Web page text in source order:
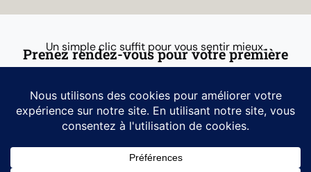
Un simple clic suffit pour vous sentir mieux.
Prenez rendez-vous pour votre première
Prenez rendez-vous